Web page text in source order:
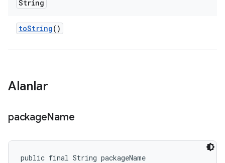
String
toString()
Alanlar
packageName
public final String packageName